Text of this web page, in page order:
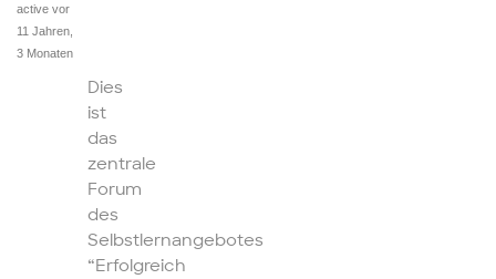
active vor
11 Jahren,
3 Monaten
Dies
ist
das
zentrale
Forum
des
Selbstlernangebotes
“Erfolgreich